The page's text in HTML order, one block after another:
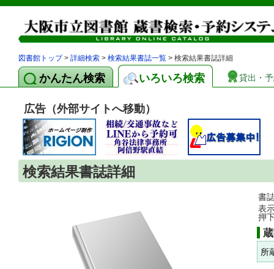
図書館トップ> 詳細検索 > 検索結果書誌一覧 > 検索結果書誌詳細
かんたん検索 いろいろ検索 貸出・
広告（外部サイトへ移動）
検索結果書誌詳細
書
表
押
所